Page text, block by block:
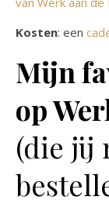
Kosten: een
Mijn
op
(die jij